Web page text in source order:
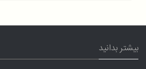
بیشتر بدانید